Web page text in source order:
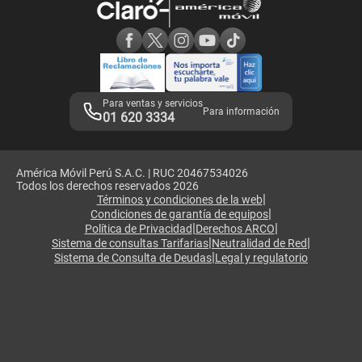
Adquirientes iPhone 6, 6S y SE
Mensaje de Seguridad
Términos y Condiciones de Tienda Claro
Libro de Reclamaciones
Legales de marketplace
Para ventas y servicios
01 620 3334 Para información
América Móvil Perú S.A.C. | RUC 20467534026
Todos los derechos reservados 2026
Términos y condiciones de la web|
Condiciones de garantía de equipos|
Política de Privacidad|Derechos ARCO|
Sistema de consultas Tarifarias|Neutralidad de Red|
Sistema de Consulta de Deudas|Legal y regulatorio